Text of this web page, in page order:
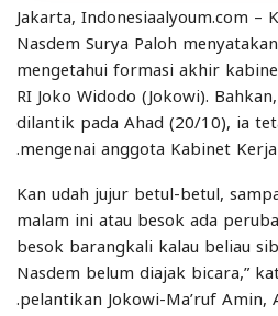
Jakarta, Indonesiaalyoum.com –
Nasdem Surya Paloh
mengetahui formasi akhir
RI Joko Widodo (Jokowi).
dilantik pada Ahad (20/10), ia
mengenai anggota Kabinet
“Kan udah jujur betul-betul,
malam ini atau besok ada
besok barangkali kalau beliau
Nasdem belum diajak bicara,”
pelantikan Jokowi-Ma’ruf Amin,